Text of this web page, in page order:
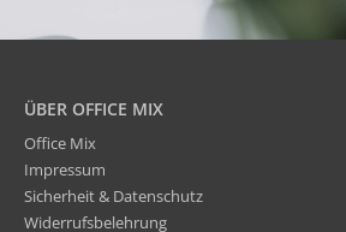
ÜBER OFFICE MIX
Office Mix
Impressum
Sicherheit & Datenschutz
Widerrufsbelehrung